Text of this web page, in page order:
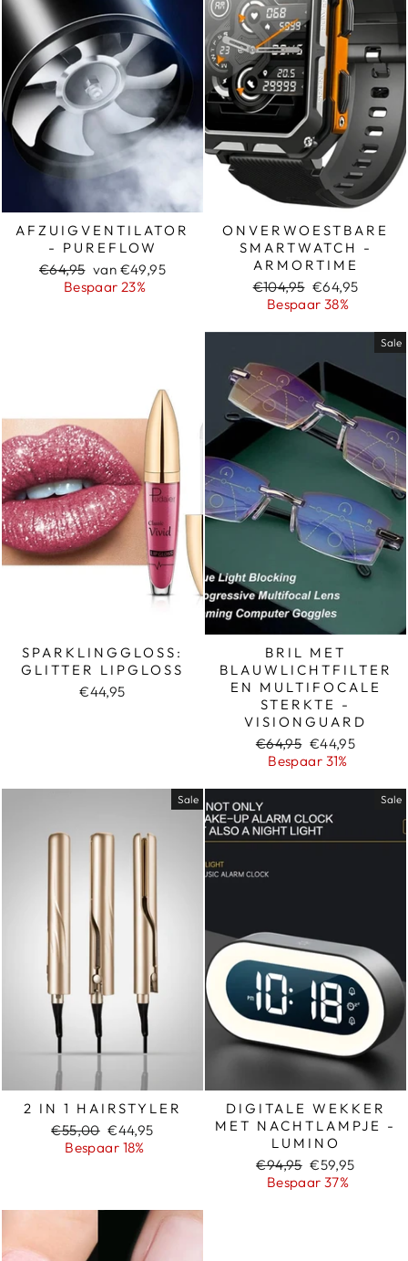
AFZUIGVENTILATOR
- PUREFLOW
Normale
prijs
€64,95 Sale
prijs
van €49,95
Bespaar 23%
ONVERWOESTBARE
SMARTWATCH -
ARMORTIME
Normale
prijs
€104,95 Sale
prijs
€64,95
Bespaar 38%
SPARKLINGGLOSS:
GLITTER LIPGLOSS
€44,95
Sale
BRIL MET
BLAUWLICHTFILTER
EN MULTIFOCALE
STERKTE -
VISIONGUARD
Normale
prijs
€64,95 Sale
prijs
€44,95
Bespaar 31%
Sale
2 IN 1 HAIRSTYLER
Normale
prijs
€55,00 Sale
prijs
€44,95
Bespaar 18%
Sale
DIGITALE WEKKER
MET NACHTLAMPJE -
LUMINO
Normale
prijs
€94,95 Sale
prijs
€59,95
Bespaar 37%